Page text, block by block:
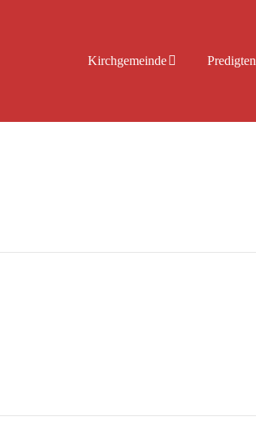
Kirchgemeinde Predigten